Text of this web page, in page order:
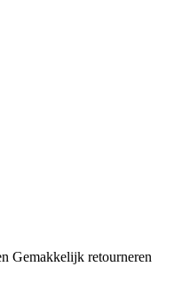
Gemakkelijk retourneren